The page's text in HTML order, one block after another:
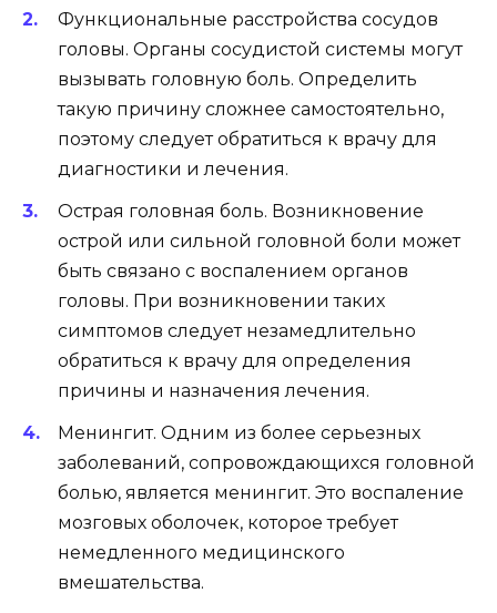
Функциональные расстройства сосудов
головы. Органы сосудистой системы могут
вызывать головную боль. Определить
такую причину сложнее самостоятельно,
поэтому следует обратиться к врачу для
диагностики и лечения.
Острая головная боль. Возникновение
острой или сильной головной боли может
быть связано с воспалением органов
головы. При возникновении таких
симптомов следует незамедлительно
обратиться к врачу для определения
причины и назначения лечения.
Менингит. Одним из более серьезных
заболеваний, сопровождающихся головной
болью, является менингит. Это воспаление
мозговых оболочек, которое требует
немедленного медицинского
вмешательства.